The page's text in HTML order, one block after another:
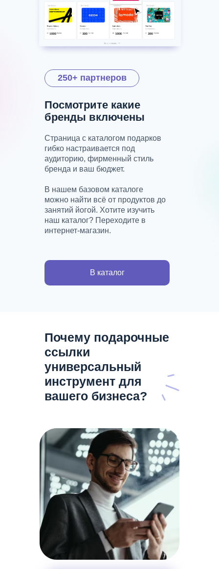
Страница с каталогом подарков
гибко настраивается под
аудиторию, фирменный стиль
бренда и ваш бюджет.
В нашем базовом каталоге
можно найти всё от продуктов до
занятий йогой. Хотите изучить
наш каталог? Переходите в
интернет-магазин.
Посмотрите какие
бренды включены
В каталог
250+ партнеров
Почему подарочные
ссылки
универсальный
инструмент для
вашего бизнеса?